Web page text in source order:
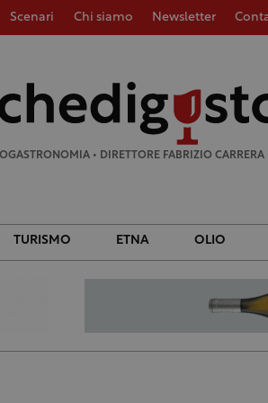
Scenari Chi siamo Newsletter
• DIRETTORE FABRIZIO CARRERA
TURISMO ETNA OLIO